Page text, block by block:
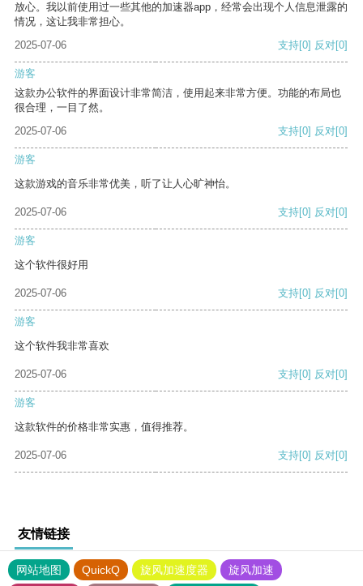
放心。我以前使用过一些其他的加速器app，经常会出现个人信息泄露的
情况，这让我非常担心。
2025-07-06
支持[0] 反对[0]
游客
这款办公软件的界面设计非常简洁，使用起来非常方便。功能的布局也
很合理，一目了然。
2025-07-06
支持[0] 反对[0]
游客
这款游戏的音乐非常优美，听了让人心旷神怡。
2025-07-06 支持[0] 反对[0]
游客
这个软件很好用
2025-07-06 支持[0] 反对[0]
游客
这个软件我非常喜欢
2025-07-06 支持[0] 反对[0]
游客
这款软件的价格非常实惠，值得推荐。
2025-07-06 支持[0] 反对[0]
友情链接
网站地图 QuickQ 旋风加速度器 旋风加速